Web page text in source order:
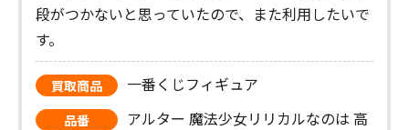
段がつかないと思っていたので、また利用したいで
す。
買取商品 一番くじフィギュア
品番
アルター 魔法少女リリカルなのは 高